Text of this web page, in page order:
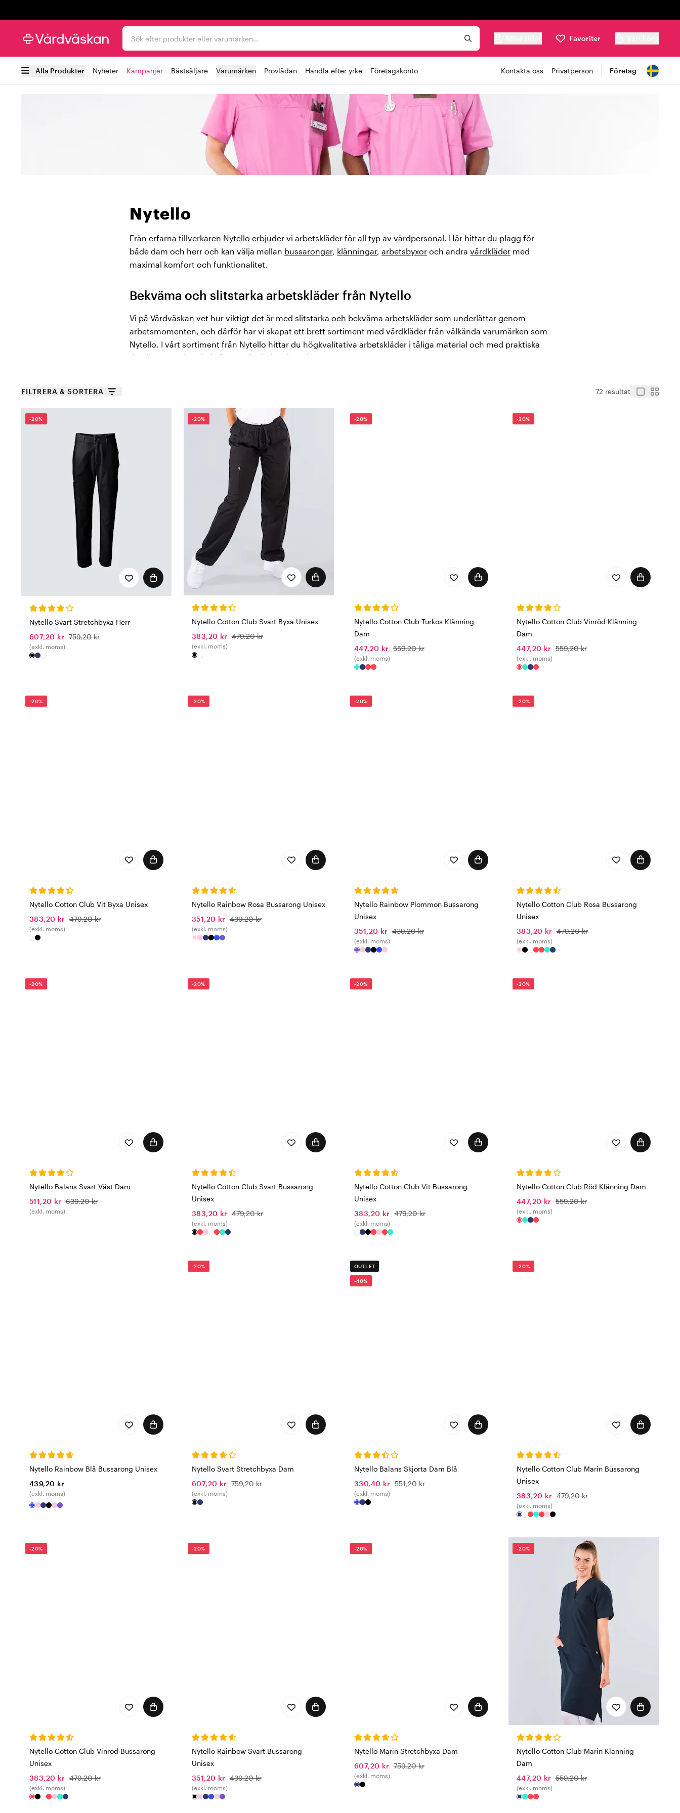
Sök efter produkter eller varumärken...
Favoriter
Alla Produkter Nyheter Kampanjer Bästsäljare Varumärken Provlådan Handla efter yrke Företagskonto Kontakta oss Privatperson Företag
Nytello
Från erfarna tillverkaren Nytello erbjuder vi arbetskläder för all typ av vårdpersonal. Här hittar du plagg för
både dam och herr och kan välja mellan bussaronger, klänningar, arbetsbyxor och andra vårdkläder med
maximal komfort och funktionalitet.
Bekväma och slitstarka arbetskläder från Nytello
Vi på Vårdväskan vet hur viktigt det är med slitstarka och bekväma arbetskläder som underlättar genom
arbetsmomenten, och därför har vi skapat ett brett sortiment med vårdkläder från välkända varumärken som
Nytello. I vårt sortiment från Nytello hittar du högkvalitativa arbetskläder i tåliga material och med praktiska
detaljer som sitter bekvämt under hela arbetsdagen.
Nytello har över 75 års erfarenhet av att utveckla och producera
för vårdpersonal. Här har alltid
kundens bekvämlighet stått i fokus och därför erbjuder Nytello vårdkläder med bekväm passform, sköna
material och funktionella detaljer. I vårt sortiment från Nytello hittar du bussarong, klänning, byxor och andra
typer av arbetskläder för alla vårdgivare. Välj mellan kläder i dam-, herr- och unisexmodell och var säker på att
du får plagg i hög kvalitet som tål kontinuerlig tvätt i höga temperaturer. Många av våra arbetskläder från
Nytello är dessutom certifierade enligt OEKO-TEX, vilket innebär att inga skadliga ämnen används i
produktionen. Oavsett om du är ute efter byxor, bussarong, klänning eller annat vårdplagg hittar du det du
söker i vårt sortiment från Nytello.
FILTRERA & SORTERA 72 resultat
-20%
Nytello Svart Stretchbyxa Herr
607,20 kr 759,20 kr
(exkl. moms)
-20%
Nytello Cotton Club Svart Byxa Unisex
383,20 kr 479,20 kr
(exkl. moms)
-20%
Nytello Cotton Club Turkos Klänning
Dam
447,20 kr 559,20 kr
(exkl. moms)
-20%
Nytello Cotton Club Vinröd Klänning
Dam
447,20 kr 559,20 kr
(exkl. moms)
-20%
Nytello Cotton Club Vit Byxa Unisex
383,20 kr 479,20 kr
(exkl. moms)
-20%
Nytello Rainbow Rosa Bussarong Unisex
351,20 kr 439,20 kr
(exkl. moms)
-20%
Nytello Rainbow Plommon Bussarong
Unisex
351,20 kr 439,20 kr
(exkl. moms)
-20%
Nytello Cotton Club Rosa Bussarong
Unisex
383,20 kr 479,20 kr
(exkl. moms)
-20%
Nytello Balans Svart Väst Dam
511,20 kr 639,20 kr
(exkl. moms)
-20%
Nytello Cotton Club Svart Bussarong
Unisex
383,20 kr 479,20 kr
(exkl. moms)
-20%
Nytello Cotton Club Vit Bussarong
Unisex
383,20 kr 479,20 kr
(exkl. moms)
-20%
Nytello Cotton Club Röd Klänning Dam
447,20 kr 559,20 kr
(exkl. moms)
Nytello Rainbow Blå Bussarong Unisex
439,20 kr
(exkl. moms)
-20%
Nytello Svart Stretchbyxa Dam
607,20 kr 759,20 kr
(exkl. moms)
OUTLET
-40%
Nytello Balans Skjorta Dam Blå
330,40 kr 551,20 kr
(exkl. moms)
-20%
Nytello Cotton Club Marin Bussarong
Unisex
383,20 kr 479,20 kr
(exkl. moms)
-20%
Nytello Cotton Club Vinröd Bussarong
Unisex
383,20 kr 479,20 kr
(exkl. moms)
-20%
Nytello Rainbow Svart Bussarong
Unisex
351,20 kr 439,20 kr
(exkl. moms)
-20%
Nytello Marin Stretchbyxa Dam
607,20 kr 759,20 kr
(exkl. moms)
-20%
Nytello Cotton Club Marin Klänning
Dam
447,20 kr 559,20 kr
(exkl. moms)